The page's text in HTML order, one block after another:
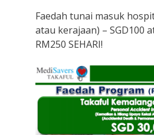
Faedah tunai masuk
atau kerajaan) – SGD100
RM250 SEHARI!